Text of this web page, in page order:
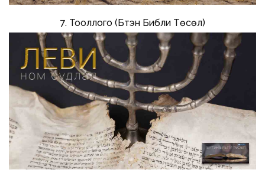
7. Тооллого (Бүтэн Библи Төсөл)